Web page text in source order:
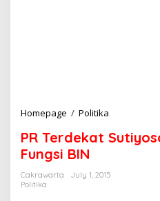
Homepage / Politika
T
d
PR Terdekat
Fungsi BIN
Cakrawarta
July 1, 2015
Politika